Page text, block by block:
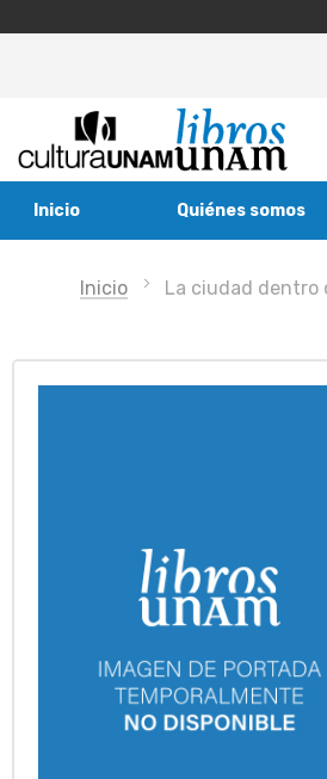
Inicio Quiénes somos
Inicio La ciudad dentro